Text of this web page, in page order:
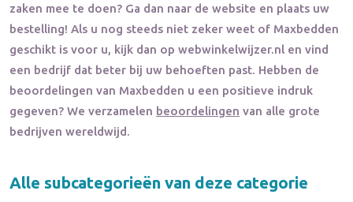
zaken mee te doen? Ga dan naar de website en plaats uw
bestelling! Als u nog steeds niet zeker weet of Maxbedden
geschikt is voor u, kijk dan op webwinkelwijzer.nl en vind
een bedrijf dat beter bij uw behoeften past. Hebben de
beoordelingen van Maxbedden u een positieve indruk
gegeven? We verzamelen beoordelingen van alle grote
bedrijven wereldwijd.
Alle subcategorieën van deze categorie